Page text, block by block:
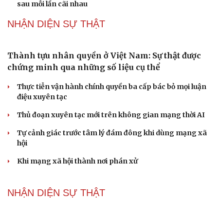
ĐBQH: Trong y tế nếu chỉ mua sắm, nhận máy móc thì
chưa gọi là làm chủ công nghệ
nghệ
PODCAST
hạnh phúc của học sinh
Bác sĩ cảnh báo phim người lớn, rượu bia đang âm thầm
bào mòn "bản lĩnh đàn ông"
Cái giá đắt của việc tiêm silicon làm to "cậu nhỏ"